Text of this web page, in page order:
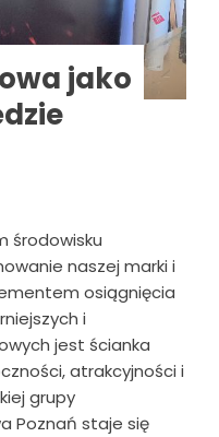
jako
środowisku
naszej marki i
osiągnięcia
i
jest ścianka
atrakcyjności i
grupy
Poznań staje się